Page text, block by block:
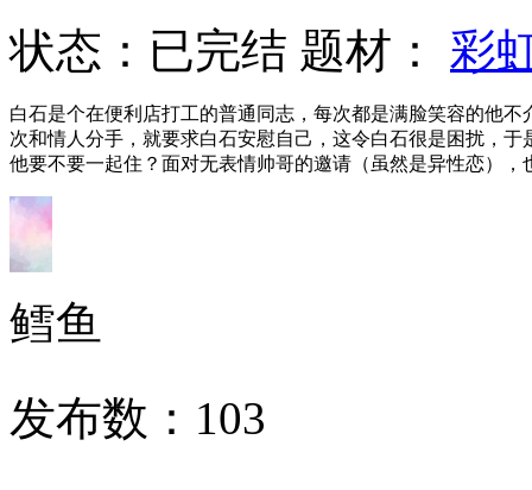
状态： 已完结 题材： 彩
白石是个在便利店打工的普通同志，每次都是满脸笑容的他
次和情人分手，就要求白石安慰自己，这令白石很是困扰，
他要不要一起住？面对无表情帅哥的邀请（虽然是异性恋），
鳕鱼
发布数： 103